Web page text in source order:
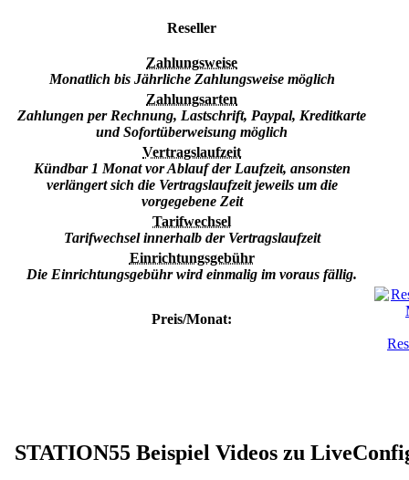
Reseller
Zahlungsweise
Monatlich bis Jährliche Zahlungsweise möglich
Zahlungsarten
Zahlungen per Rechnung, Lastschrift, Paypal, Kreditkarte
und Sofortüberweisung möglich
Vertragslaufzeit
Kündbar 1 Monat vor Ablauf der Laufzeit, ansonsten
verlängert sich die Vertragslaufzeit jeweils um die
vorgegebene Zeit
Tarifwechsel
Tarifwechsel innerhalb der Vertragslaufzeit
Einrichtungsgebühr
Die Einrichtungsgebühr wird einmalig im voraus fällig.
Preis/Monat:
STATION55 Beispiel Videos zu